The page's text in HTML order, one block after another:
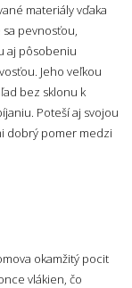
materiály vďaka
pevnosťou,
aj pôsobeniu
Jeho veľkou
bez sklonu k
Poteší aj svojou
dobrý pomer medzi
okamžitý pocit
vlákien, čo